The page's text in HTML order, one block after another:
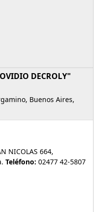
DECROLY"
Buenos Aires,
NICOLAS 664,
Teléfono: 02477 42-5807